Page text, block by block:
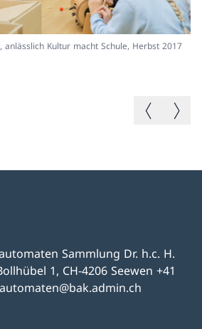
anlässlich Kultur macht Schule, Herbst 2017
Vorheriges
Sammlung Dr. h.c. H.
1, CH-4206 Seewen +41